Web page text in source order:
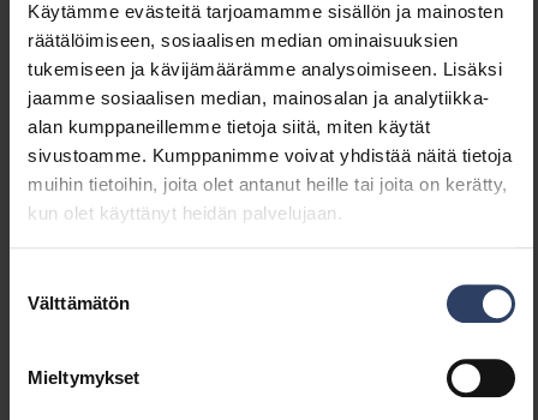
Käytämme evästeitä tarjoamamme sisällön ja mainosten
räätälöimiseen, sosiaalisen median ominaisuuksien
tukemiseen ja kävijämäärämme analysoimiseen. Lisäksi
jaamme sosiaalisen median, mainosalan ja analytiikka-
alan kumppaneillemme tietoja siitä, miten käytät
sivustoamme. Kumppanimme voivat yhdistää näitä tietoja
muihin tietoihin, joita olet antanut heille tai joita on kerätty,
kun olet käyttänyt heidän palvelujaan.
valinta
Välttämätön
Mieltymykset
(W)
Valaisimen tehokkuus
(lm/W)
111 lm/W
Tehokerroin
0.9
Kokonaisharmoninen särö
(THD) (%)
20 %
Kokonaisharmoninen särö
(THD)
20 THD
Himmennys 0-10 V